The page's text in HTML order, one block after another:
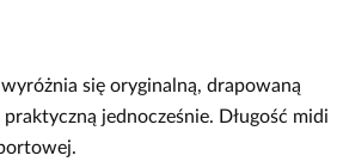
się oryginalną, drapowaną
jednocześnie. Długość midi